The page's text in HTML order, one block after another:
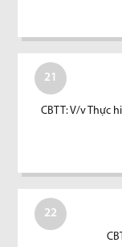
21
CBTT: V/v Thực
22